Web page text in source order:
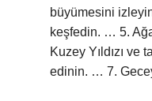
büyümesini
keşfedin. … 5.
Kuzey Yıldızı ve
edinin. … 7.